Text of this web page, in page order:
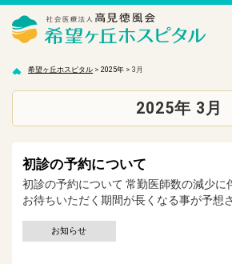
希望ヶ丘ホスピタル > 2025年 > 3月
2025年 3月
初診の予約について
初診の予約について 常勤医師数の減少に
お待ちいただく期間が長くなる事が予想さ
お知らせ